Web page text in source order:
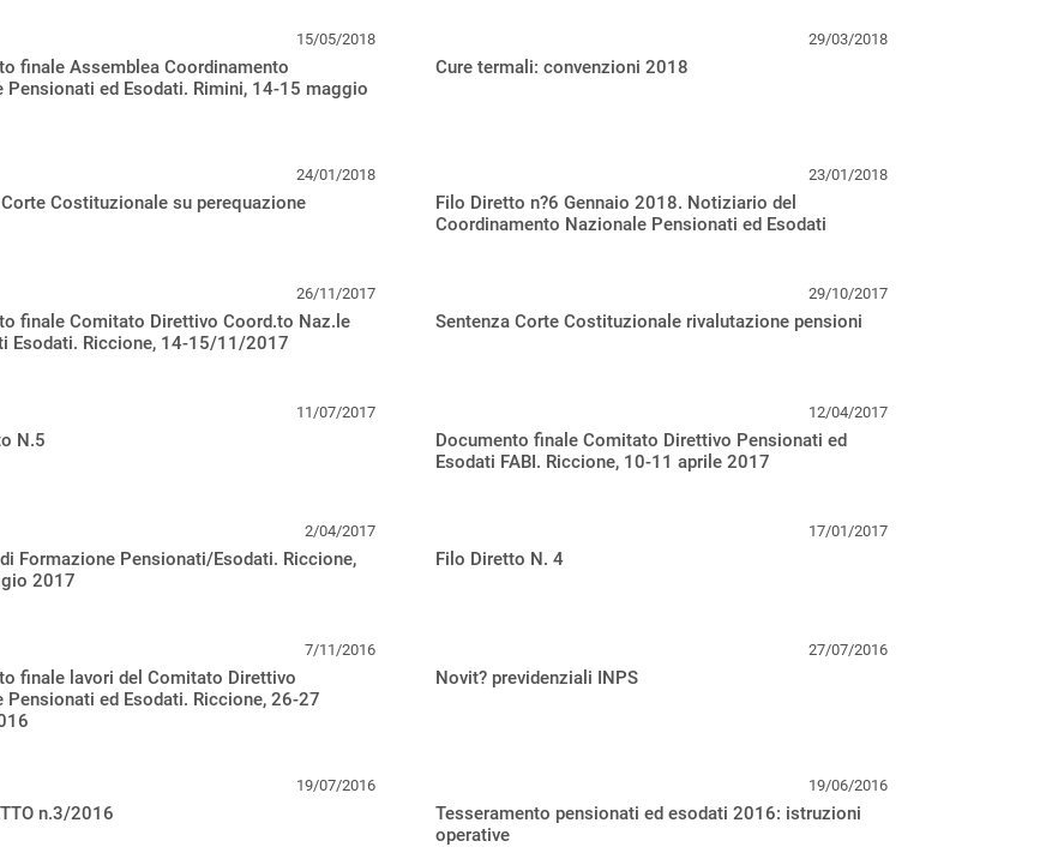
15/05/2018
finale Assemblea Coordinamento
Pensionati ed Esodati. Rimini, 14-15 maggio
29/03/2018
Cure termali: convenzioni 2018
24/01/2018
Costituzionale su perequazione
23/01/2018
Filo Diretto n?6 Gennaio 2018. Notiziario del
Coordinamento Nazionale Pensionati ed Esodati
26/11/2017
finale Comitato Direttivo Coord.to Naz.le
Esodati. Riccione, 14-15/11/2017
29/10/2017
Sentenza Corte Costituzionale rivalutazione pensioni
11/07/2017
N.5
12/04/2017
Documento finale Comitato Direttivo Pensionati ed
Esodati FABI. Riccione, 10-11 aprile 2017
2/04/2017
Formazione Pensionati/Esodati. Riccione,
2017
17/01/2017
Filo Diretto N. 4
7/11/2016
finale lavori del Comitato Direttivo
Pensionati ed Esodati. Riccione, 26-27
27/07/2016
Novit? previdenziali INPS
19/07/2016
n.3/2016
19/06/2016
Tesseramento pensionati ed esodati 2016: istruzioni
operative